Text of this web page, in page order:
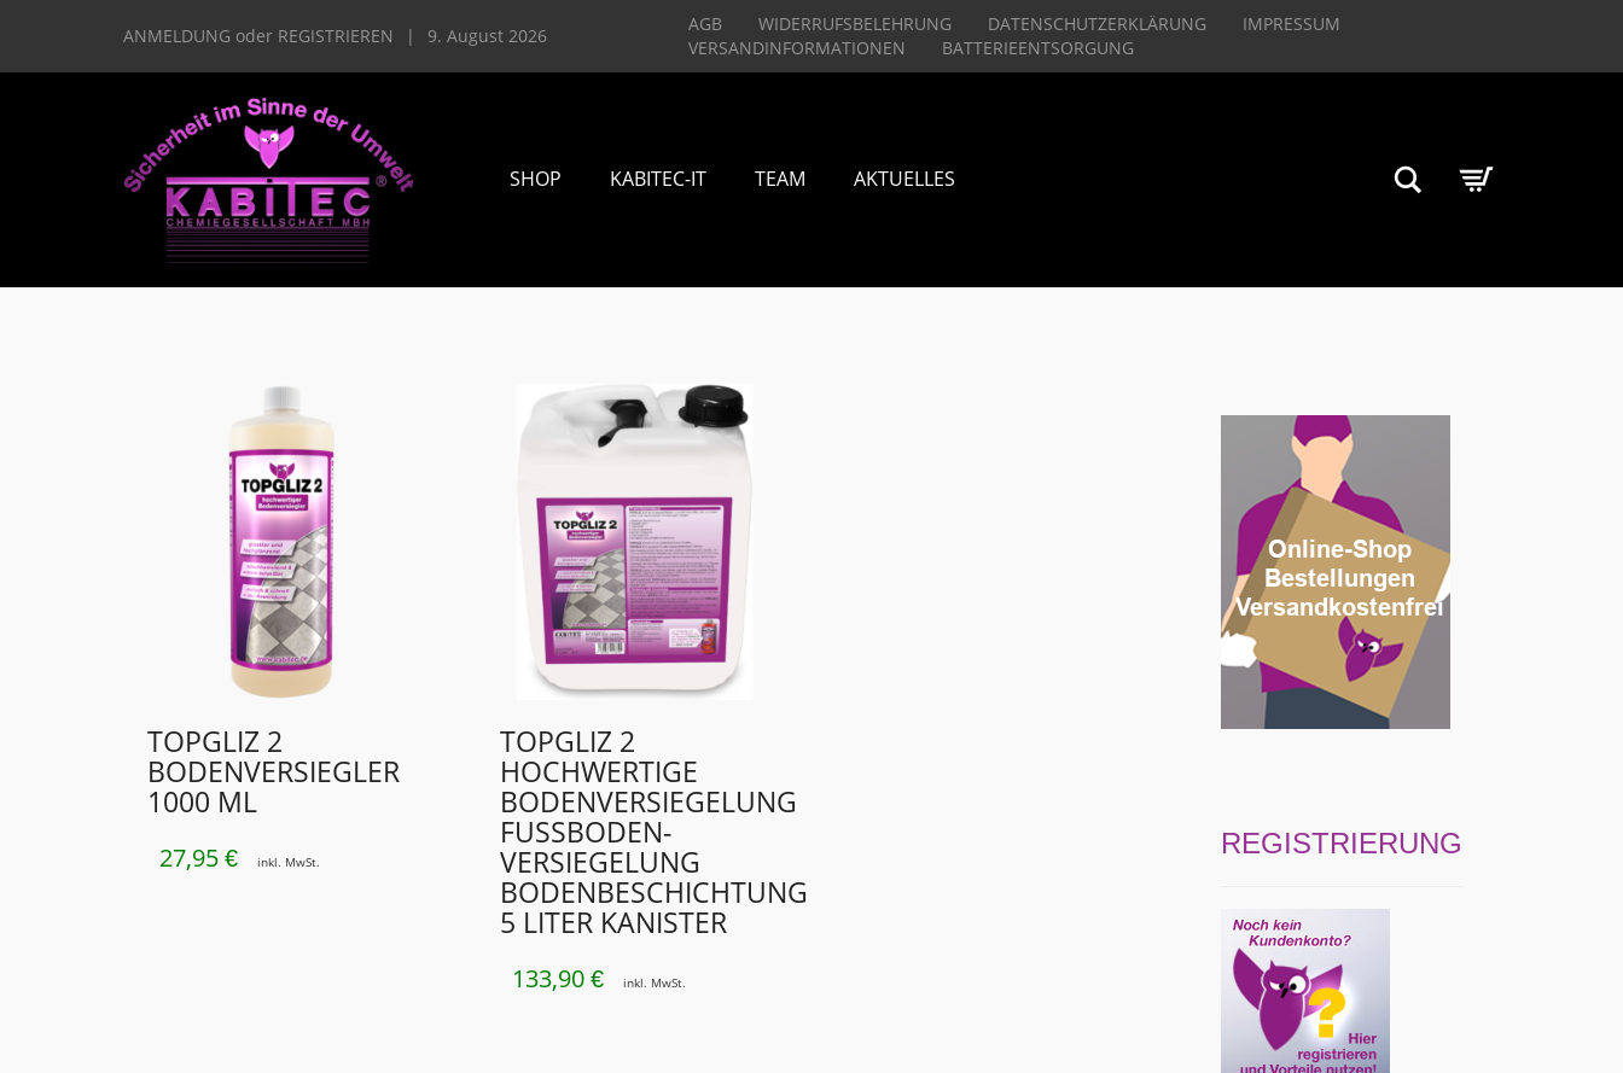
ANMELDUNG oder REGISTRIEREN | 9. August 2026
AGB WIDERRUFSBELEHRUNG DATENSCHUTZERKLÄRUNG
IMPRESSUM
VERSANDINFORMATIONEN
BATTERIEENTSORGUNG
SHOP KABITEC-IT TEAM AKTUELLES Suchen
TOPGLIZ 2
BODENVERSIEGLER
1000 ML
27,95 € inkl. MwSt.
TOPGLIZ 2
HOCHWERTIGE
BODENVERSIEGELUNG
FUSSBODEN­
VERSIEGELUNG
BODENBESCHICHTUNG
5 LITER KANISTER
133,90€ inkl. MwSt.
REGISTRIERUNG